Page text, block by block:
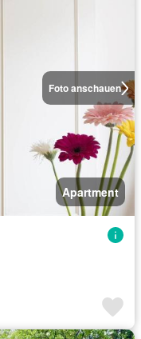
Foto anschauen
Apartment